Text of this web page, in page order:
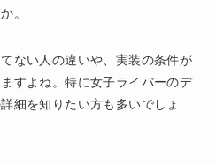
。
ない人の違いや、実装の条件が
すよね。特に女子ライバーのデ
細を知りたい方も多いでしょ